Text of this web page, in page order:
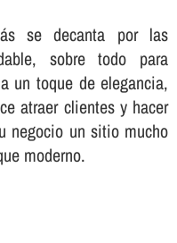
se decanta por las
sobre todo para
un toque de elegancia,
atraer clientes y hacer
negocio un sitio mucho
moderno.